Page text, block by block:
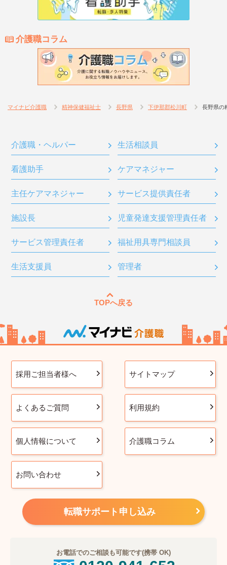
介護職コラム
マイナビ介護職 精神保健福祉士 長野県 下伊那郡松川町 長野県の
介護職・ヘルパー 生活相談員
看護助手 ケアマネジャー
主任ケアマネジャー サービス提供責任者
施設長 児童発達支援管理責任者
サービス管理責任者 福祉用具専門相談員
生活支援員 管理者
TOPへ戻る
採用ご担当者様へ サイトマップ
よくあるご質問 利用規約
個人情報について 介護職コラム
お問い合わせ
転職サポート申し込み
お電話でのご相談も可能です(携帯 OK)